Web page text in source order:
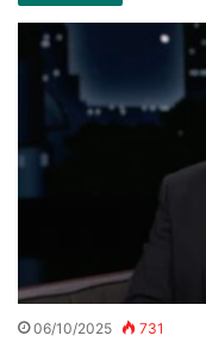
06/10/2025 731